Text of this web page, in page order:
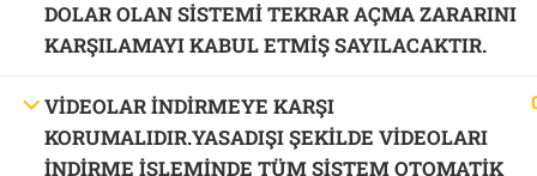
DOLAR OLAN SİSTEMİ TEKRAR AÇMA ZARARINI
KARŞILAMAYI KABUL ETMİŞ SAYILACAKTIR.
VİDEOLAR İNDİRMEYE KARŞI
KORUMALIDIR.YASADIŞI ŞEKİLDE VİDEOLARI
İNDİRME İŞLEMİNDE TÜM SİSTEM OTOMATİK